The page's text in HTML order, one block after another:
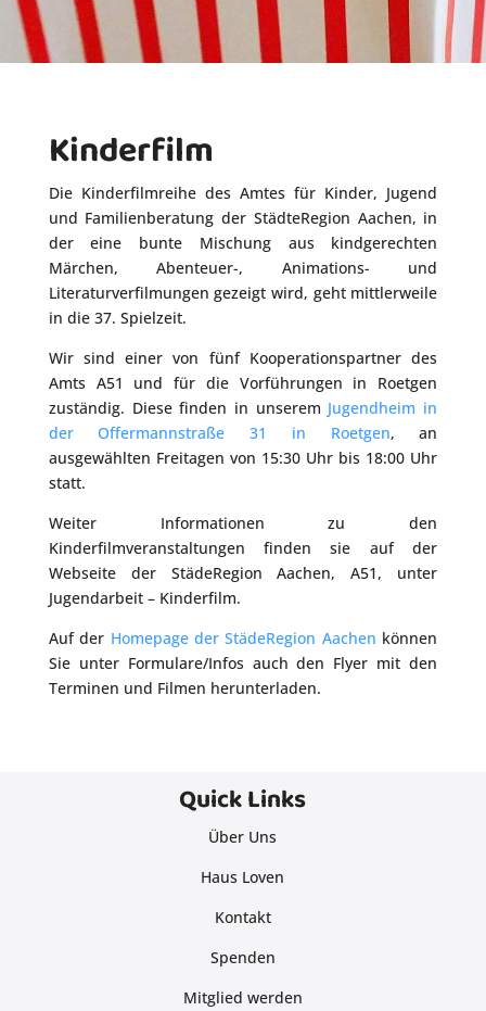
Kinderfilm
Die Kinderfilmreihe des Amtes für Kinder, Jugend
und Familienberatung der StädteRegion Aachen, in
der eine bunte Mischung aus kindgerechten
Märchen, Abenteuer-, Animations- und
Literaturverfilmungen gezeigt wird, geht mittlerweile
in die 37. Spielzeit.
Wir sind einer von fünf Kooperationspartner des
Amts A51 und für die Vorführungen in Roetgen
zuständig. Diese finden in unserem Jugendheim in
der Offermannstraße 31 in Roetgen, an
ausgewählten Freitagen von 15:30 Uhr bis 18:00 Uhr
statt.
Weiter Informationen zu den
Kinderfilmveranstaltungen finden sie auf der
Webseite der StädeRegion Aachen, A51, unter
Jugendarbeit – Kinderfilm.
Auf der Homepage der StädeRegion Aachen können
Sie unter Formulare/Infos auch den Flyer mit den
Terminen und Filmen herunterladen.
Quick Links
Über Uns
Haus Loven
Kontakt
Spenden
Mitglied werden